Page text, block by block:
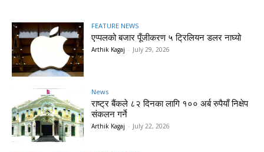
FEATURE NEWS
एप्पलको बजार पूँजीकरण ५ ट्रिलियन डलर नाघ्यो
Arthik Kagaj - July 29, 2026
News
राष्ट्र बैंकले ८२ दिनका लागि १०० अर्ब रुपैयाँ निक्षेप
संकलन गर्ने
Arthik Kagaj - July 22, 2026